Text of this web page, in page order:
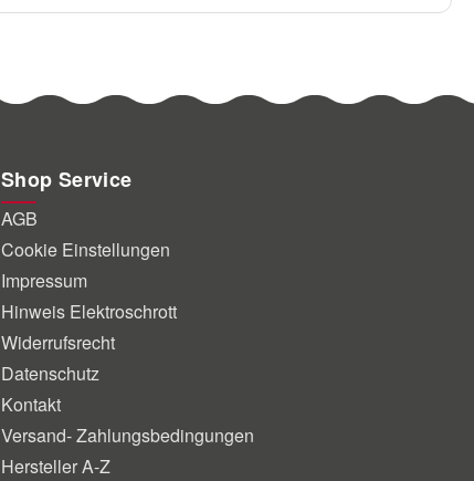
Shop Service
AGB
Cookie Einstellungen
Impressum
Hinweis Elektroschrott
Widerrufsrecht
Datenschutz
Kontakt
Versand- Zahlungsbedingungen
Hersteller A-Z